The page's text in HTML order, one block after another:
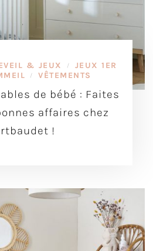
& JEUX /
JEUX 1ER
/ VÊTEMENTS
de bébé : Faites
affaires chez
!